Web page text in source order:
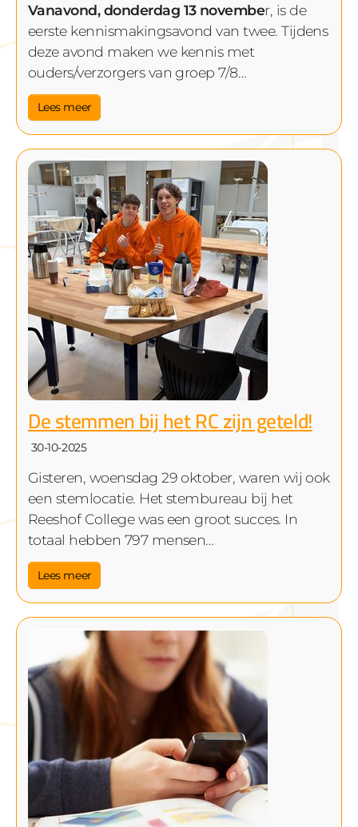
Vanavond, donderdag 13 november, is de
eerste kennismakingsavond van twee. Tijdens
deze avond maken we kennis met
ouders/verzorgers van groep 7/8…
Lees meer
De stemmen bij het RC zijn geteld!
30-10-2025
Gisteren, woensdag 29 oktober, waren wij ook
een stemlocatie. Het stembureau bij het
Reeshof College was een groot succes. In
totaal hebben 797 mensen…
Lees meer